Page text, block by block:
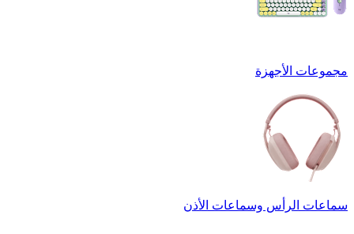
مجموعات الأجهزة
سماعات الرأس وسماعات الأذن